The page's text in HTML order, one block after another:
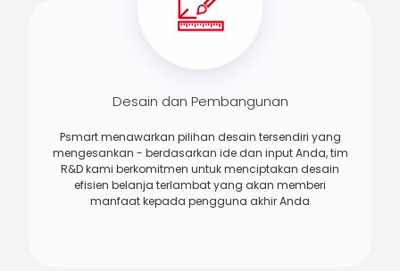
Desain dan Pembangunan
Psmart menawarkan pilihan desain tersendiri yang
mengesankan - berdasarkan ide dan input Anda, tim
R&D kami berkomitmen untuk menciptakan desain
efisien belanja terlambat yang akan memberi
manfaat kepada pengguna akhir Anda